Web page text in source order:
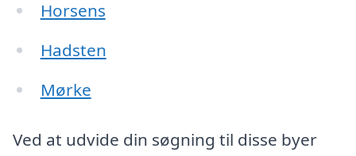
Horsens
Hadsten
Mørke
Ved at udvide din søgning til disse byer